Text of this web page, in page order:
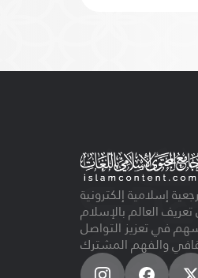
إسلامية إلكترونية
العالم بالإسلام
في تعزيز التواصل
والفهم المشترك